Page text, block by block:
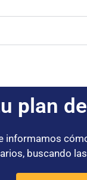
plan
informamos
buscando